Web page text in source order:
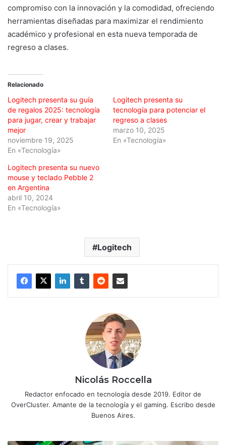
compromiso con la innovación y la comodidad, ofreciendo
herramientas diseñadas para maximizar el rendimiento
académico y profesional en esta nueva temporada de
regreso a clases.
Relacionado
Logitech presenta su guía
de regalos 2025: tecnología
para jugar, crear y trabajar
mejor
noviembre 19, 2025
En «Tecnología»
Logitech presenta su
tecnología para potenciar el
regreso a clases
marzo 10, 2025
En «Tecnología»
Logitech presenta su nuevo
mouse y teclado Pebble 2
en Argentina
abril 10, 2024
En «Tecnología»
Logitech
Nicolás Roccella
Redactor enfocado en tecnología desde 2019. Editor de
OverCluster. Amante de la tecnología y el gaming. Escribo desde
Buenos Aires.